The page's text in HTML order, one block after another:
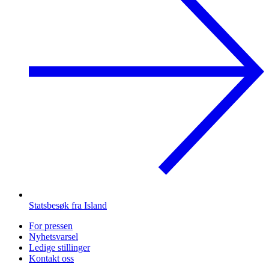
Statsbesøk fra Island
For pressen
Nyhetsvarsel
Ledige stillinger
Kontakt oss